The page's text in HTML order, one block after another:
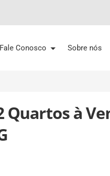
Fale Conosco Sobre nós
Quartos à